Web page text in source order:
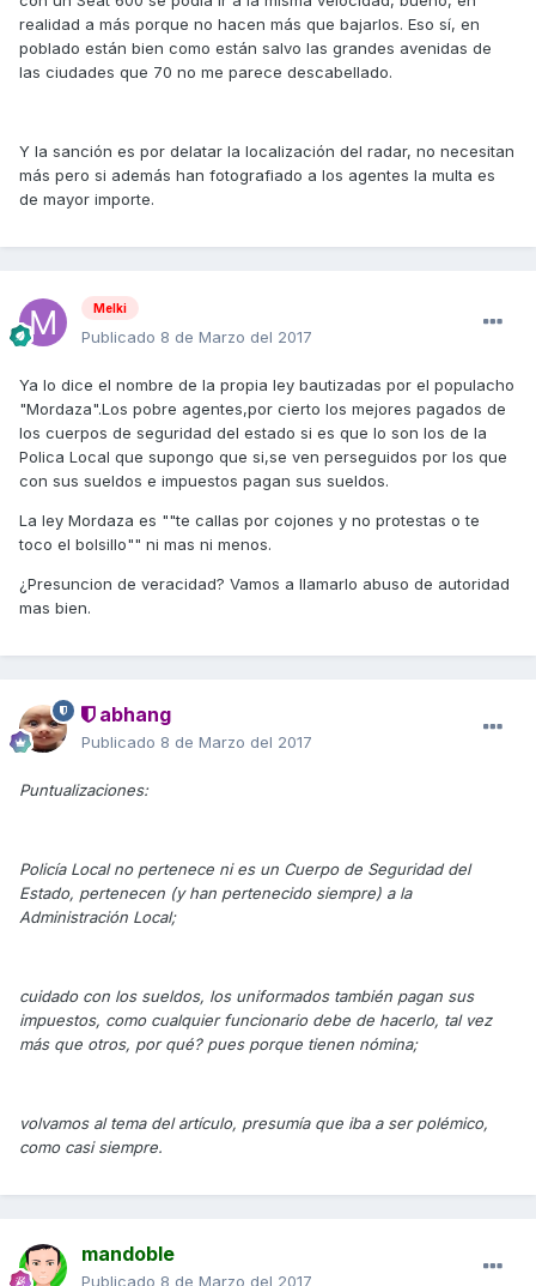
realidad a más porque no hacen más que bajarlos. Eso sí, en
poblado están bien como están salvo las grandes avenidas de
las ciudades que 70 no me parece descabellado.
Y la sanción es por delatar la localización del radar, no necesitan
más pero si además han fotografiado a los agentes la multa es
de mayor importe.
Melki
Publicado 8 de Marzo del 2017
Ya lo dice el nombre de la propia ley bautizadas por el populacho
"Mordaza".Los pobre agentes,por cierto los mejores pagados de
los cuerpos de seguridad del estado si es que lo son los de la
Polica Local que supongo que si,se ven perseguidos por los que
con sus sueldos e impuestos pagan sus sueldos.
La ley Mordaza es ""te callas por cojones y no protestas o te
toco el bolsillo"" ni mas ni menos.
¿Presuncion de veracidad? Vamos a llamarlo abuso de autoridad
mas bien.
abhang
Publicado 8 de Marzo del 2017
Puntualizaciones:
Policía Local no pertenece ni es un Cuerpo de Seguridad del
Estado, pertenecen (y han pertenecido siempre) a la
Administración Local;
cuidado con los sueldos, los uniformados también pagan sus
impuestos, como cualquier funcionario debe de hacerlo, tal vez
más que otros, por qué? pues porque tienen nómina;
volvamos al tema del artículo, presumía que iba a ser polémico,
como casi siempre.
mandoble
Publicado 8 de Marzo del 2017